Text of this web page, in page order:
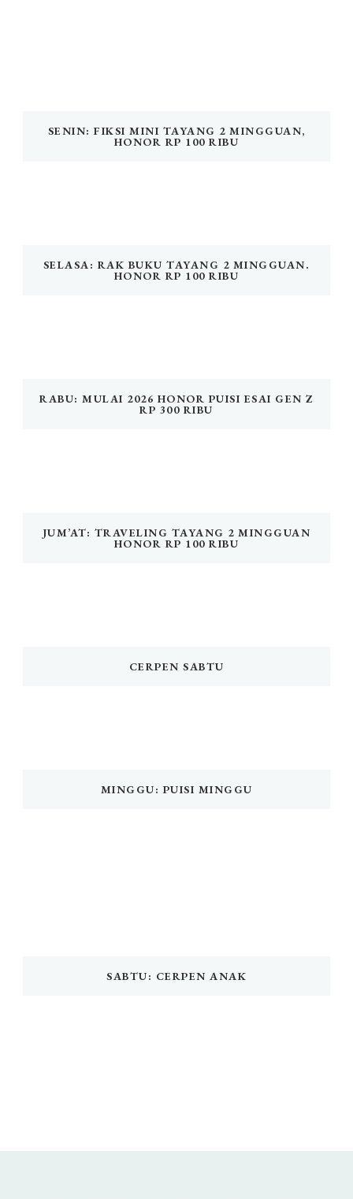
SENIN: FIKSI MINI TAYANG 2 MINGGUAN,
HONOR RP 100 RIBU
SELASA: RAK BUKU TAYANG 2 MINGGUAN.
HONOR RP 100 RIBU
RABU: MULAI 2026 HONOR PUISI ESAI GEN Z
RP 300 RIBU
JUM’AT: TRAVELING TAYANG 2 MINGGUAN
HONOR RP 100 RIBU
CERPEN SABTU
MINGGU: PUISI MINGGU
SABTU: CERPEN ANAK